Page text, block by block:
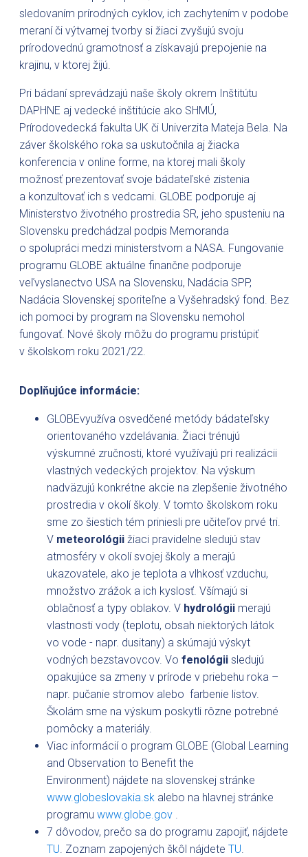
sledovaním prírodných cyklov, ich zachytením v podobe
meraní či výtvarnej tvorby si žiaci zvyšujú svoju
prírodovednú gramotnosť a získavajú prepojenie na
krajinu, v ktorej žijú.
Pri bádaní sprevádzajú naše školy okrem Inštitútu
DAPHNE aj vedecké inštitúcie ako SHMÚ,
Prírodovedecká fakulta UK či Univerzita Mateja Bela. Na
záver školského roka sa uskutočnila aj žiacka
konferencia v online forme, na ktorej mali školy
možnosť prezentovať svoje bádateľské zistenia
a konzultovať ich s vedcami. GLOBE podporuje aj
Ministerstvo životného prostredia SR, jeho spusteniu na
Slovensku predchádzal podpis Memoranda
o spolupráci medzi ministerstvom a NASA. Fungovanie
programu GLOBE aktuálne finančne podporuje
veľvyslanectvo USA na Slovensku, Nadácia SPP,
Nadácia Slovenskej sporiteľne a Vyšehradský fond. Bez
ich pomoci by program na Slovensku nemohol
fungovať. Nové školy môžu do programu pristúpiť
v školskom roku 2021/22.
Doplňujúce informácie:
GLOBEvyužíva osvedčené metódy bádateľsky
orientovaného vzdelávania. Žiaci trénujú
výskumné zručnosti, ktoré využívajú pri realizácii
vlastných vedeckých projektov. Na výskum
nadväzujú konkrétne akcie na zlepšenie životného
prostredia v okolí školy. V tomto školskom roku
sme zo šiestich tém priniesli pre učiteľov prvé tri.
V meteorológii žiaci pravidelne sledujú stav
atmosféry v okolí svojej školy a merajú
ukazovatele, ako je teplota a vlhkosť vzduchu,
množstvo zrážok a ich kyslosť. Všímajú si
oblačnosť a typy oblakov. V hydrológii merajú
vlastnosti vody (teplotu, obsah niektorých látok
vo vode - napr. dusitany) a skúmajú výskyt
vodných bezstavovcov. Vo fenológii sledujú
opakujúce sa zmeny v prírode v priebehu roka –
napr. pučanie stromov alebo farbenie listov.
Školám sme na výskum poskytli rôzne potrebné
pomôcky a materiály.
Viac informácií o program GLOBE (Global Learning
and Observation to Benefit the
Environment) nájdete na slovenskej stránke
www.globeslovakia.sk alebo na hlavnej stránke
programu www.globe.gov .
7 dôvodov, prečo sa do programu zapojiť, nájdete
TU. Zoznam zapojených škôl nájdete TU.